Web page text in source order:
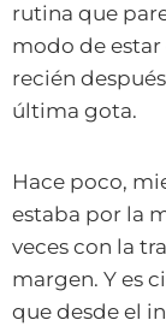
rutina que
modo de estar
recién
última gota.
Hace poco,
estaba por la
veces con la
margen. Y es
que desde el